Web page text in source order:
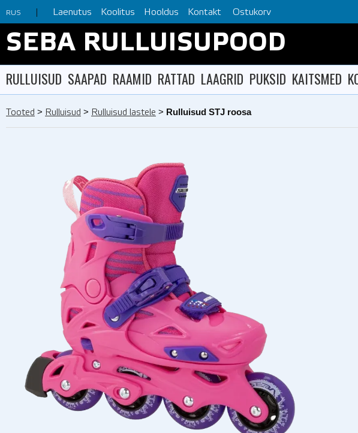
RUS Laenutus Koolitus Hooldus Kontakt Ostukorv
SEBA RULLUISUPOOD
RULLUISUD SAAPAD RAAMID RATTAD LAAGRID PUKSID KAITSMED
Tooted > Rulluisud > Rulluisud lastele > Rulluisud STJ roosa